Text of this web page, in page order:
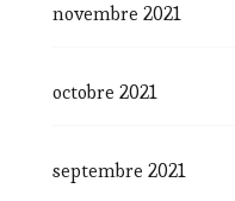
novembre 2021
octobre 2021
septembre 2021